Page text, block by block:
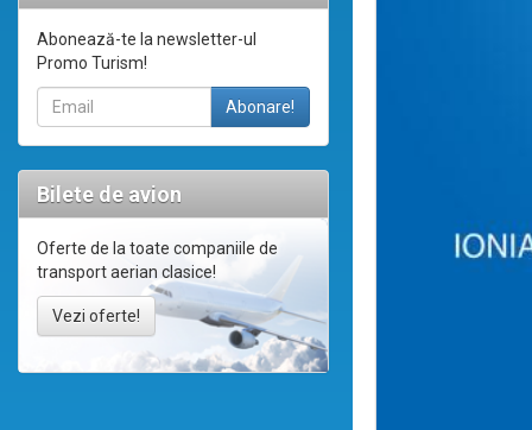
Abonează-te la newsletter-ul
Promo Turism!
Bilete de avion
Oferte de la toate companiile de
transport aerian clasice!
Vezi oferte!